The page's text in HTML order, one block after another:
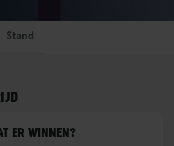
Stand
ER WINNEN?